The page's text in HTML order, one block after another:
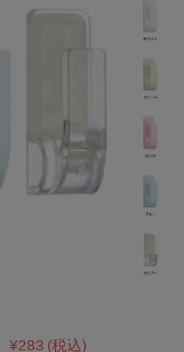
¥283 (税込)